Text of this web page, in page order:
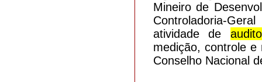
Mineiro de
Controladoria-
atividade de
medição, controle
Conselho Nacional